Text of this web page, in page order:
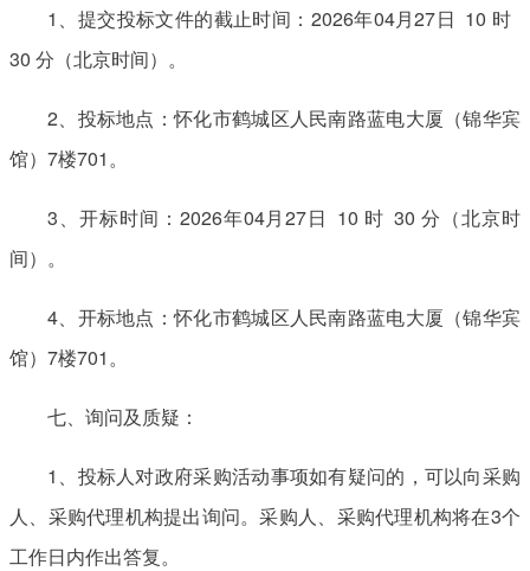
1、提交投标文件的截止时间：2026年04月27日 10 时
30 分（北京时间）。
2、投标地点：怀化市鹤城区人民南路蓝电大厦（锦华宾
馆）7楼701。
3、开标时间：2026年04月27日 10 时 30 分（北京时
间）。
4、开标地点：怀化市鹤城区人民南路蓝电大厦（锦华宾
馆）7楼701。
七、询问及质疑：
1、投标人对政府采购活动事项如有疑问的，可以向采购
人、采购代理机构提出询问。采购人、采购代理机构将在3个
工作日内作出答复。